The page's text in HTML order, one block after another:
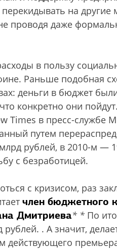
на другие
проводя даже
в пользу
Раньше подобная
деньги в бюджет
конкретно они
Times в пресс-службе
путем
млрд рублей, в 2010-м —
с безработицей.
с кризисом, раз
член бюджетного
Дмитриева* * По
рублей. . А значит,